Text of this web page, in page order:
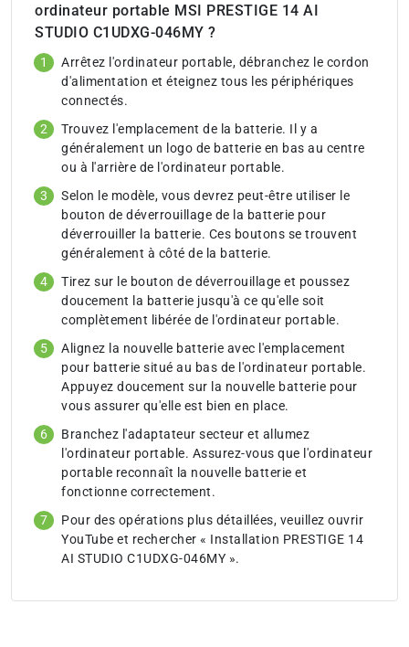
ordinateur portable MSI PRESTIGE 14 AI
STUDIO C1UDXG-046MY ?
Arrêtez l'ordinateur portable, débranchez le cordon
d'alimentation et éteignez tous les périphériques
connectés.
Trouvez l'emplacement de la batterie. Il y a
généralement un logo de batterie en bas au centre
ou à l'arrière de l'ordinateur portable.
Selon le modèle, vous devrez peut-être utiliser le
bouton de déverrouillage de la batterie pour
déverrouiller la batterie. Ces boutons se trouvent
généralement à côté de la batterie.
Tirez sur le bouton de déverrouillage et poussez
doucement la batterie jusqu'à ce qu'elle soit
complètement libérée de l'ordinateur portable.
Alignez la nouvelle batterie avec l'emplacement
pour batterie situé au bas de l'ordinateur portable.
Appuyez doucement sur la nouvelle batterie pour
vous assurer qu'elle est bien en place.
Branchez l'adaptateur secteur et allumez
l'ordinateur portable. Assurez-vous que l'ordinateur
portable reconnaît la nouvelle batterie et
fonctionne correctement.
Pour des opérations plus détaillées, veuillez ouvrir
YouTube et rechercher « Installation PRESTIGE 14
AI STUDIO C1UDXG-046MY ».